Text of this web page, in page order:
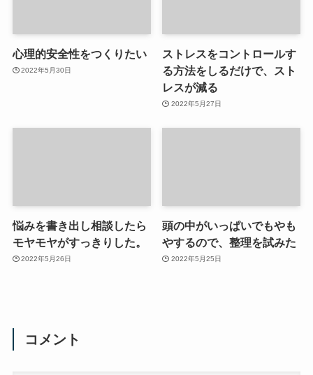
心理的安全性をつくりたい
2022年5月30日
ストレスをコントロールす
る方法をしるだけで、スト
レスが減る
2022年5月27日
悩みを書き出し相談したら
モヤモヤがすっきりした。
2022年5月26日
頭の中がいっぱいでもやも
やするので、整理を試みた
2022年5月25日
コメント